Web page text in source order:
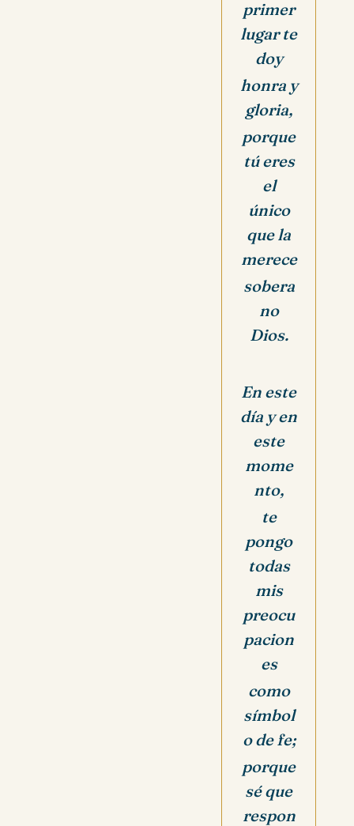
primer
lugar te
doy
honra y
gloria,
porque
tú eres
el
único
que la
merece
sobera
no
Dios.
En este
día y en
este
mome
nto,
te
pongo
todas
mis
preocu
pacion
es
como
símbol
o de fe;
porque
sé que
respon